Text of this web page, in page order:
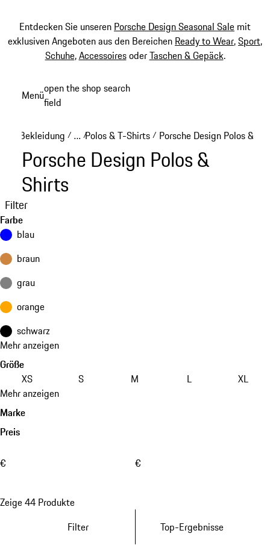
Entdecken Sie unseren Porsche Design Seasonal Sale mit
exklusiven Angeboten aus den Bereichen Ready to Wear,Sport,
Schuhe,AccessoiresoderTaschen & Gepäck.
Hauptinhalt
Menüopen the shop search
field
Bekleidung / …
Reveal collapsed breadcrumb items
/Polos & T-Shirts / Porsche Design Polos &
Porsche Design Polos &
Shirts
Filter
Farbe
blau
braun
grau
orange
schwarz
Mehr anzeigen
Größe
XS
S M L
XL
Mehr anzeigen
Marke
Preis
€ €
Zeige 44 Produkte
Filter
Top-Ergebnisse